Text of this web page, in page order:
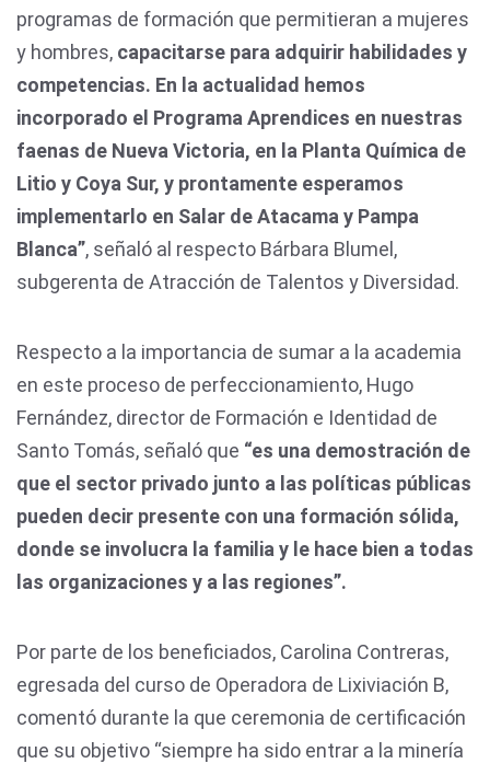
programas de formación que permitieran a mujeres
y hombres, capacitarse para adquirir habilidades y
competencias. En la actualidad hemos
incorporado el Programa Aprendices en nuestras
faenas de Nueva Victoria, en la Planta Química de
Litio y Coya Sur, y prontamente esperamos
implementarlo en Salar de Atacama y Pampa
Blanca”, señaló al respecto Bárbara Blumel,
subgerenta de Atracción de Talentos y Diversidad.
Respecto a la importancia de sumar a la academia
en este proceso de perfeccionamiento, Hugo
Fernández, director de Formación e Identidad de
Santo Tomás, señaló que “es una demostración de
que el sector privado junto a las políticas públicas
pueden decir presente con una formación sólida,
donde se involucra la familia y le hace bien a todas
las organizaciones y a las regiones”.
Por parte de los beneficiados, Carolina Contreras,
egresada del curso de Operadora de Lixiviación B,
comentó durante la que ceremonia de certificación
que su objetivo “siempre ha sido entrar a la minería